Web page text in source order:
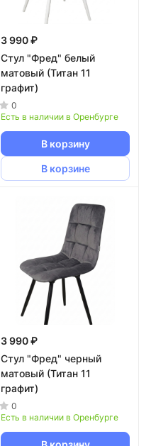
3 990 ₽
Стул "Фред" белый
матовый (Титан 11
графит)
0
Есть в наличии в Оренбурге
В корзину
В корзине
3 990 ₽
Стул "Фред" черный
матовый (Титан 11
графит)
0
Есть в наличии в Оренбурге